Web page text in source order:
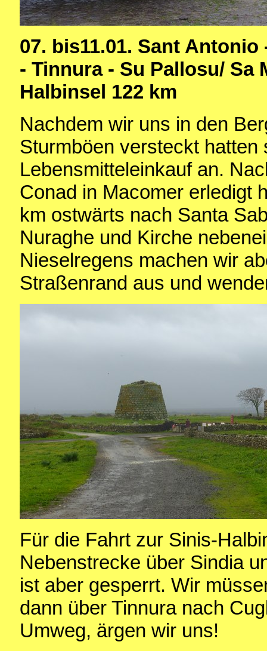
07. bis11.01. Sant
- Tinnura - Su Pallosu/ Sa
Halbinsel 122 km
Nachdem wir uns in den
Sturmböen versteckt hatten
Lebensmitteleinkauf an.
Conad in Macomer erledigt
km ostwärts nach Santa
Nuraghe und Kirche
Nieselregens machen wir
Straßenrand aus und
Für die Fahrt zur Sinis-
Nebenstrecke über Sindia
ist aber gesperrt. Wir
dann über Tinnura nach
Umweg, ärgen wir uns!